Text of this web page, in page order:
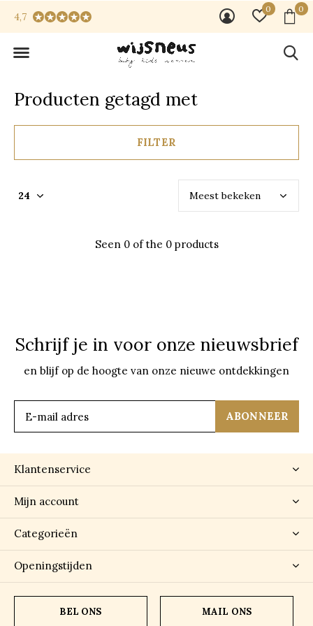
0 0
4,7
Producten getagd met
FILTER
Seen 0 of the 0 products
Schrijf je in voor onze nieuwsbrief
en blijf op de hoogte van onze nieuwe ontdekkingen
ABONNEER
Klantenservice
Mijn account
Categorieën
Openingstijden
BEL ONS MAIL ONS